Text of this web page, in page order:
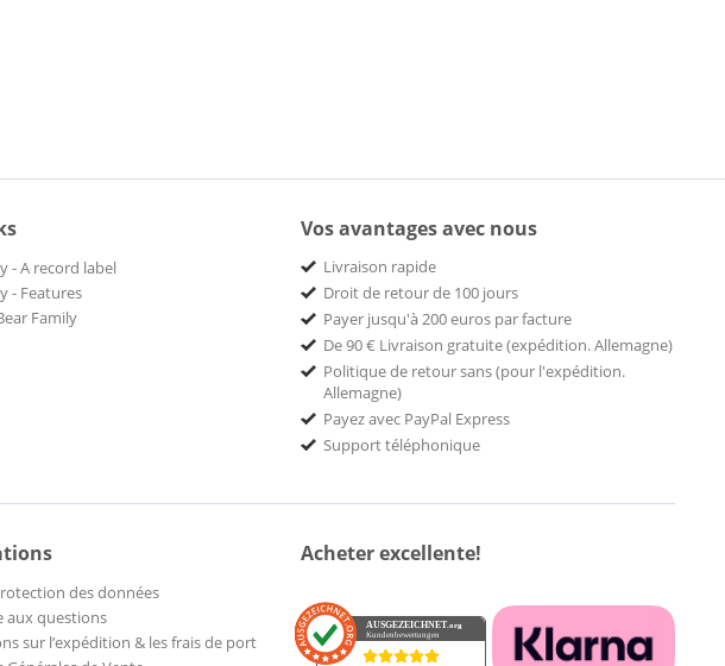
- A record label
- Features
Family
Vos avantages avec nous
Livraison rapide
Droit de retour de 100 jours
Payer jusqu'à 200 euros par facture
De 90 € Livraison gratuite (expédition. Allemagne)
Politique de retour sans (pour l'expédition.
Allemagne)
Payez avec PayPal Express
Support téléphonique
des données
aux questions
sur l’expédition & les frais de port
Acheter excellente!
AUSGEZEICHNET.org
Kundenbewertungen